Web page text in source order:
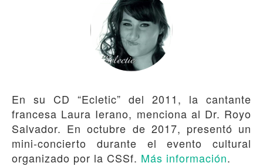
En su CD “Ecletic” del 2011, la cantante
francesa Laura Ierano, menciona al Dr. Royo
Salvador. En octubre de 2017, presentó un
mini-concierto durante el evento cultural
organizado por la CSSf. Más información.